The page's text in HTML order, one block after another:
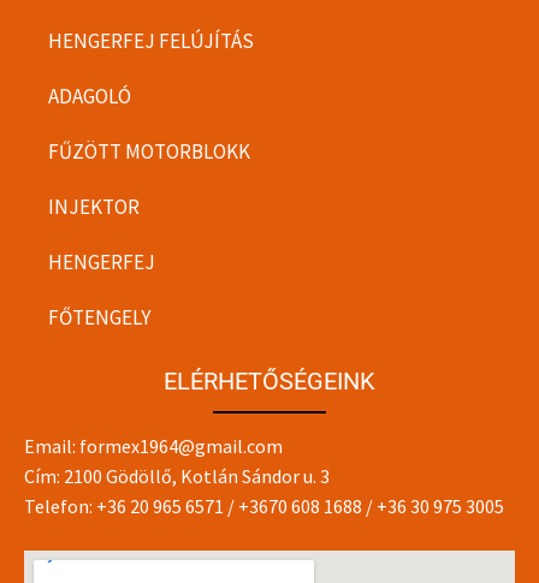
HENGERFEJ FELÚJÍTÁS
ADAGOLÓ
FŰZÖTT MOTORBLOKK
INJEKTOR
HENGERFEJ
FŐTENGELY
ELÉRHETŐSÉGEINK
Email: formex1964@gmail.com
Cím: 2100 Gödöllő, Kotlán Sándor u. 3
Telefon: +36 20 965 6571 / +3670 608 1688 / +36 30 975 3005